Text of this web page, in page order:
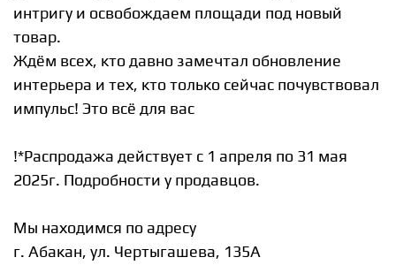
интригу и освобождаем площади под новый
товар.
Ждём всех, кто давно замечтал обновление
интерьера и тех, кто только сейчас почувствовал
импульс! Это всё для вас
!*Распродажа действует с 1 апреля по 31 мая
2025г. Подробности у продавцов.
Мы находимся по адресу
г. Абакан, ул. Чертыгашева, 135А